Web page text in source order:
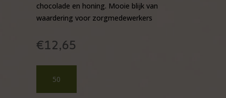
chocolade en honing. Mooie blijk van
waardering voor zorgmedewerkers
€12,65
de